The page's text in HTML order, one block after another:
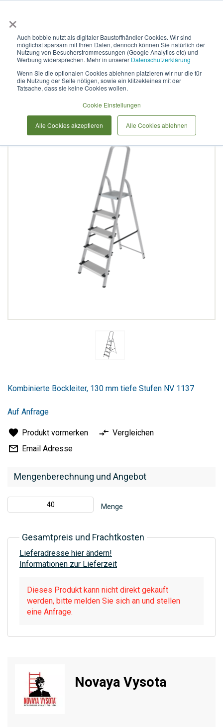
×
Auch bobbie nutzt als digitaler Baustoffhändler Cookies. Wir sind
möglichst sparsam mit Ihren Daten, dennoch können Sie natürlich der
Nutzung von Besucherstrommessungen (Google Analytics etc) und
Werbung widersprechen. Mehr in unserer Datenschutzerklärung
Wenn Sie die optionalen Cookies ablehnen platzieren wir nur die für
die Nutzung der Seite nötigen, sowie ein klitzekleines mit der
Tatsache, dass sie keine Cookies wollen.
Cookie Einstellungen
Alle Cookies akzeptieren Alle Cookies ablehnen
Stufenleiter aus Stahl, mit
Stufen à 130 mm aus
Aluminium, NV 1137 1х10
der
springen
Mengenberechnung und Angebot
Menge
Gesamtpreis und Frachtkosten
Lieferadresse hier ändern!
Informationen zur Lieferzeit
Dieses Produkt kann nicht direkt gekauft
werden, bitte melden Sie sich an und stellen
eine Anfrage.
Novaya Vysota
Kombinierte Bockleiter, 130 mm tiefe Stufen NV 1137
Auf Anfrage
Produkt vormerken
Vergleichen
Email Adresse